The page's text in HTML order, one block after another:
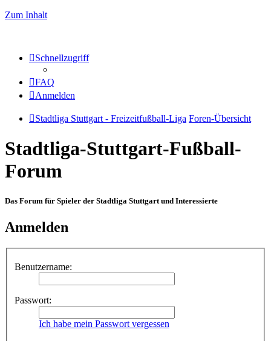
Zum Inhalt
Schnellzugriff
FAQ
Anmelden
Stadtliga Stuttgart - Freizeitfußball-Liga Foren-Übersicht
Stadtliga-Stuttgart-Fußball-
Forum
Das Forum für Spieler der Stadtliga Stuttgart und Interessierte
Anmelden
Benutzername:
Passwort:
Ich habe mein Passwort vergessen